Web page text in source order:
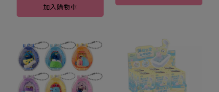
加入購物車